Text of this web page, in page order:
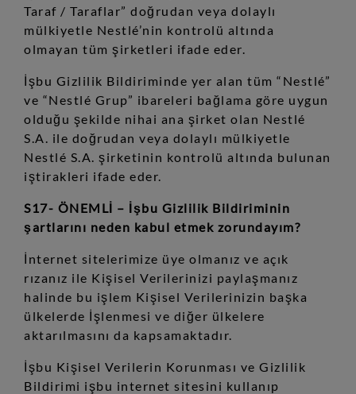
Taraf / Taraflar” doğrudan veya dolaylı
mülkiyetle Nestlé’nin kontrolü altında
olmayan tüm şirketleri ifade eder.
İşbu Gizlilik Bildiriminde yer alan tüm “Nestlé”
ve “Nestlé Grup” ibareleri bağlama göre uygun
olduğu şekilde nihai ana şirket olan Nestlé
S.A. ile doğrudan veya dolaylı mülkiyetle
Nestlé S.A. şirketinin kontrolü altında bulunan
iştirakleri ifade eder.
S17- ÖNEMLİ – İşbu Gizlilik Bildiriminin
şartlarını neden kabul etmek zorundayım?
İnternet sitelerimize üye olmanız ve açık
rızanız ile Kişisel Verilerinizi paylaşmanız
halinde bu işlem Kişisel Verilerinizin başka
ülkelerde İşlenmesi ve diğer ülkelere
aktarılmasını da kapsamaktadır.
İşbu Kişisel Verilerin Korunması ve Gizlilik
Bildirimi işbu internet sitesini kullanıp